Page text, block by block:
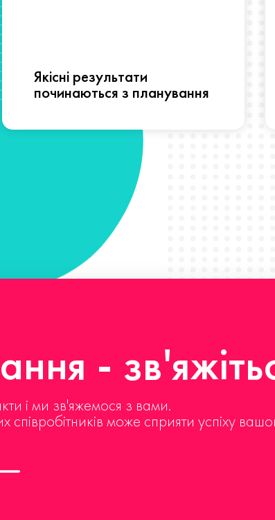
Якісні результати
починаються з планування
-
і ми зв'яжемося з вами.
співробітників може сприяти успіху